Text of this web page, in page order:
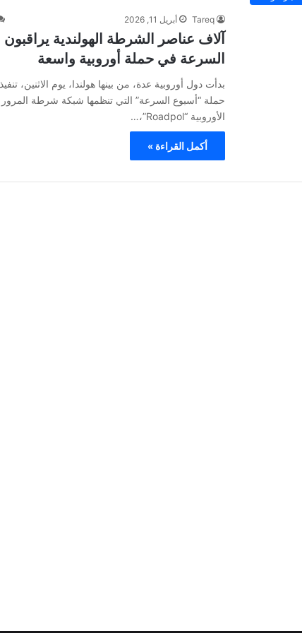
Tareq أبريل 11, 2026
آلاف عناصر الشرطة الهولندية يراقبون
السرعة في حملة أوروبية واسعة
بدأت دول أوروبية عدة، من بينها هولندا، يوم الاثنين، تنفيذ
حملة “أسبوع السرعة” التي تنظمها شبكة شرطة المرور
الأوروبية “Roadpol”،…
أكمل القراءة »